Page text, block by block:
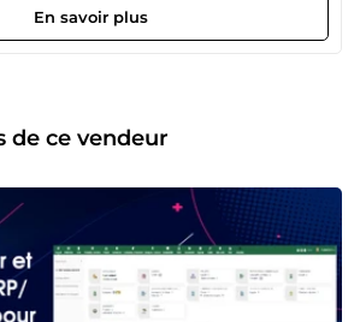
disposition un erp customiser a vos
En savoir plus
de ce vendeur